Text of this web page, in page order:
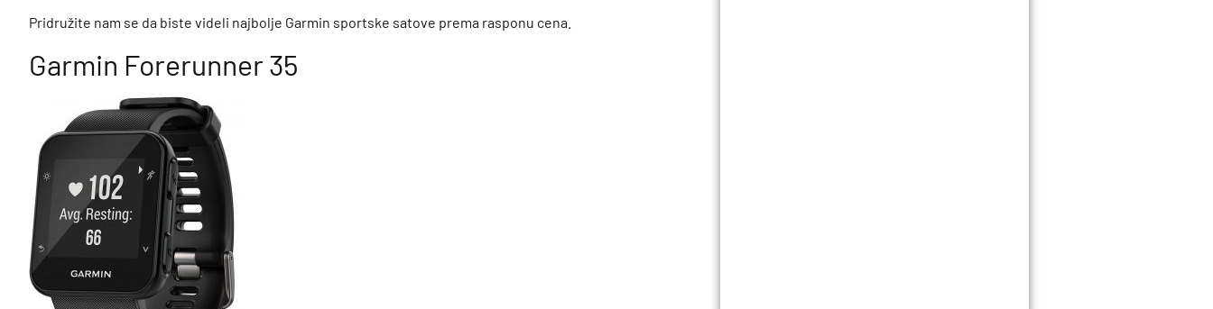
Pridružite nam se da biste videli najbolje Garmin sportske satove prema rasponu cena.
Garmin Forerunner 35